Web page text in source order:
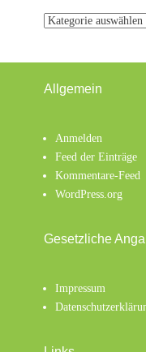
Kategorien
Allgemein
Anmelden
Feed der Einträge
Kommentare-Feed
WordPress.org
Gesetzliche
Impressum